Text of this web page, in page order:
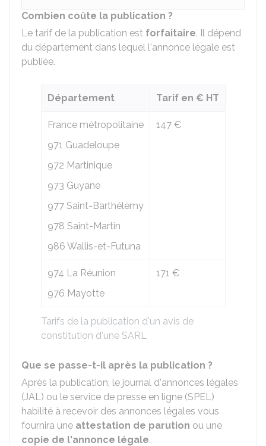
Combien coûte la publication ?
Le tarif de la publication est forfaitaire. Il dépend
du département dans lequel l'annonce légale est
publiée.
Tarifs de la publication d'un avis de
constitution d'une SARL
Département Tarif en € HT
France métropolitaine
971 Guadeloupe
972 Martinique
973 Guyane
977 Saint-Barthélemy
978 Saint-Martin
986 Wallis-et-Futuna
147 €
974 La Réunion
976 Mayotte
171 €
Que se passe-t-il après la publication ?
Après la publication, le journal d'annonces légales
(JAL) ou le service de presse en ligne (SPEL)
habilité à recevoir des annonces légales vous
fournira une attestation de parution ou une
copie de l'annonce légale.